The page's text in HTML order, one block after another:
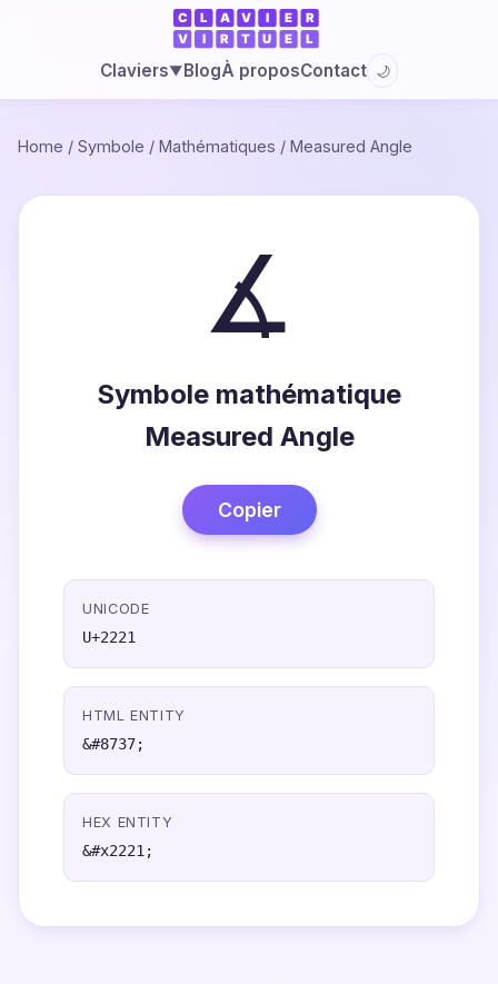
Claviers▼BlogÀ proposContact 🌙
Home / Symbole / Mathématiques / Measured Angle
∡
Symbole mathématique
Measured Angle
Copier
UNICODE
U+2221
HTML ENTITY
&#8737;
HEX ENTITY
&#x2221;